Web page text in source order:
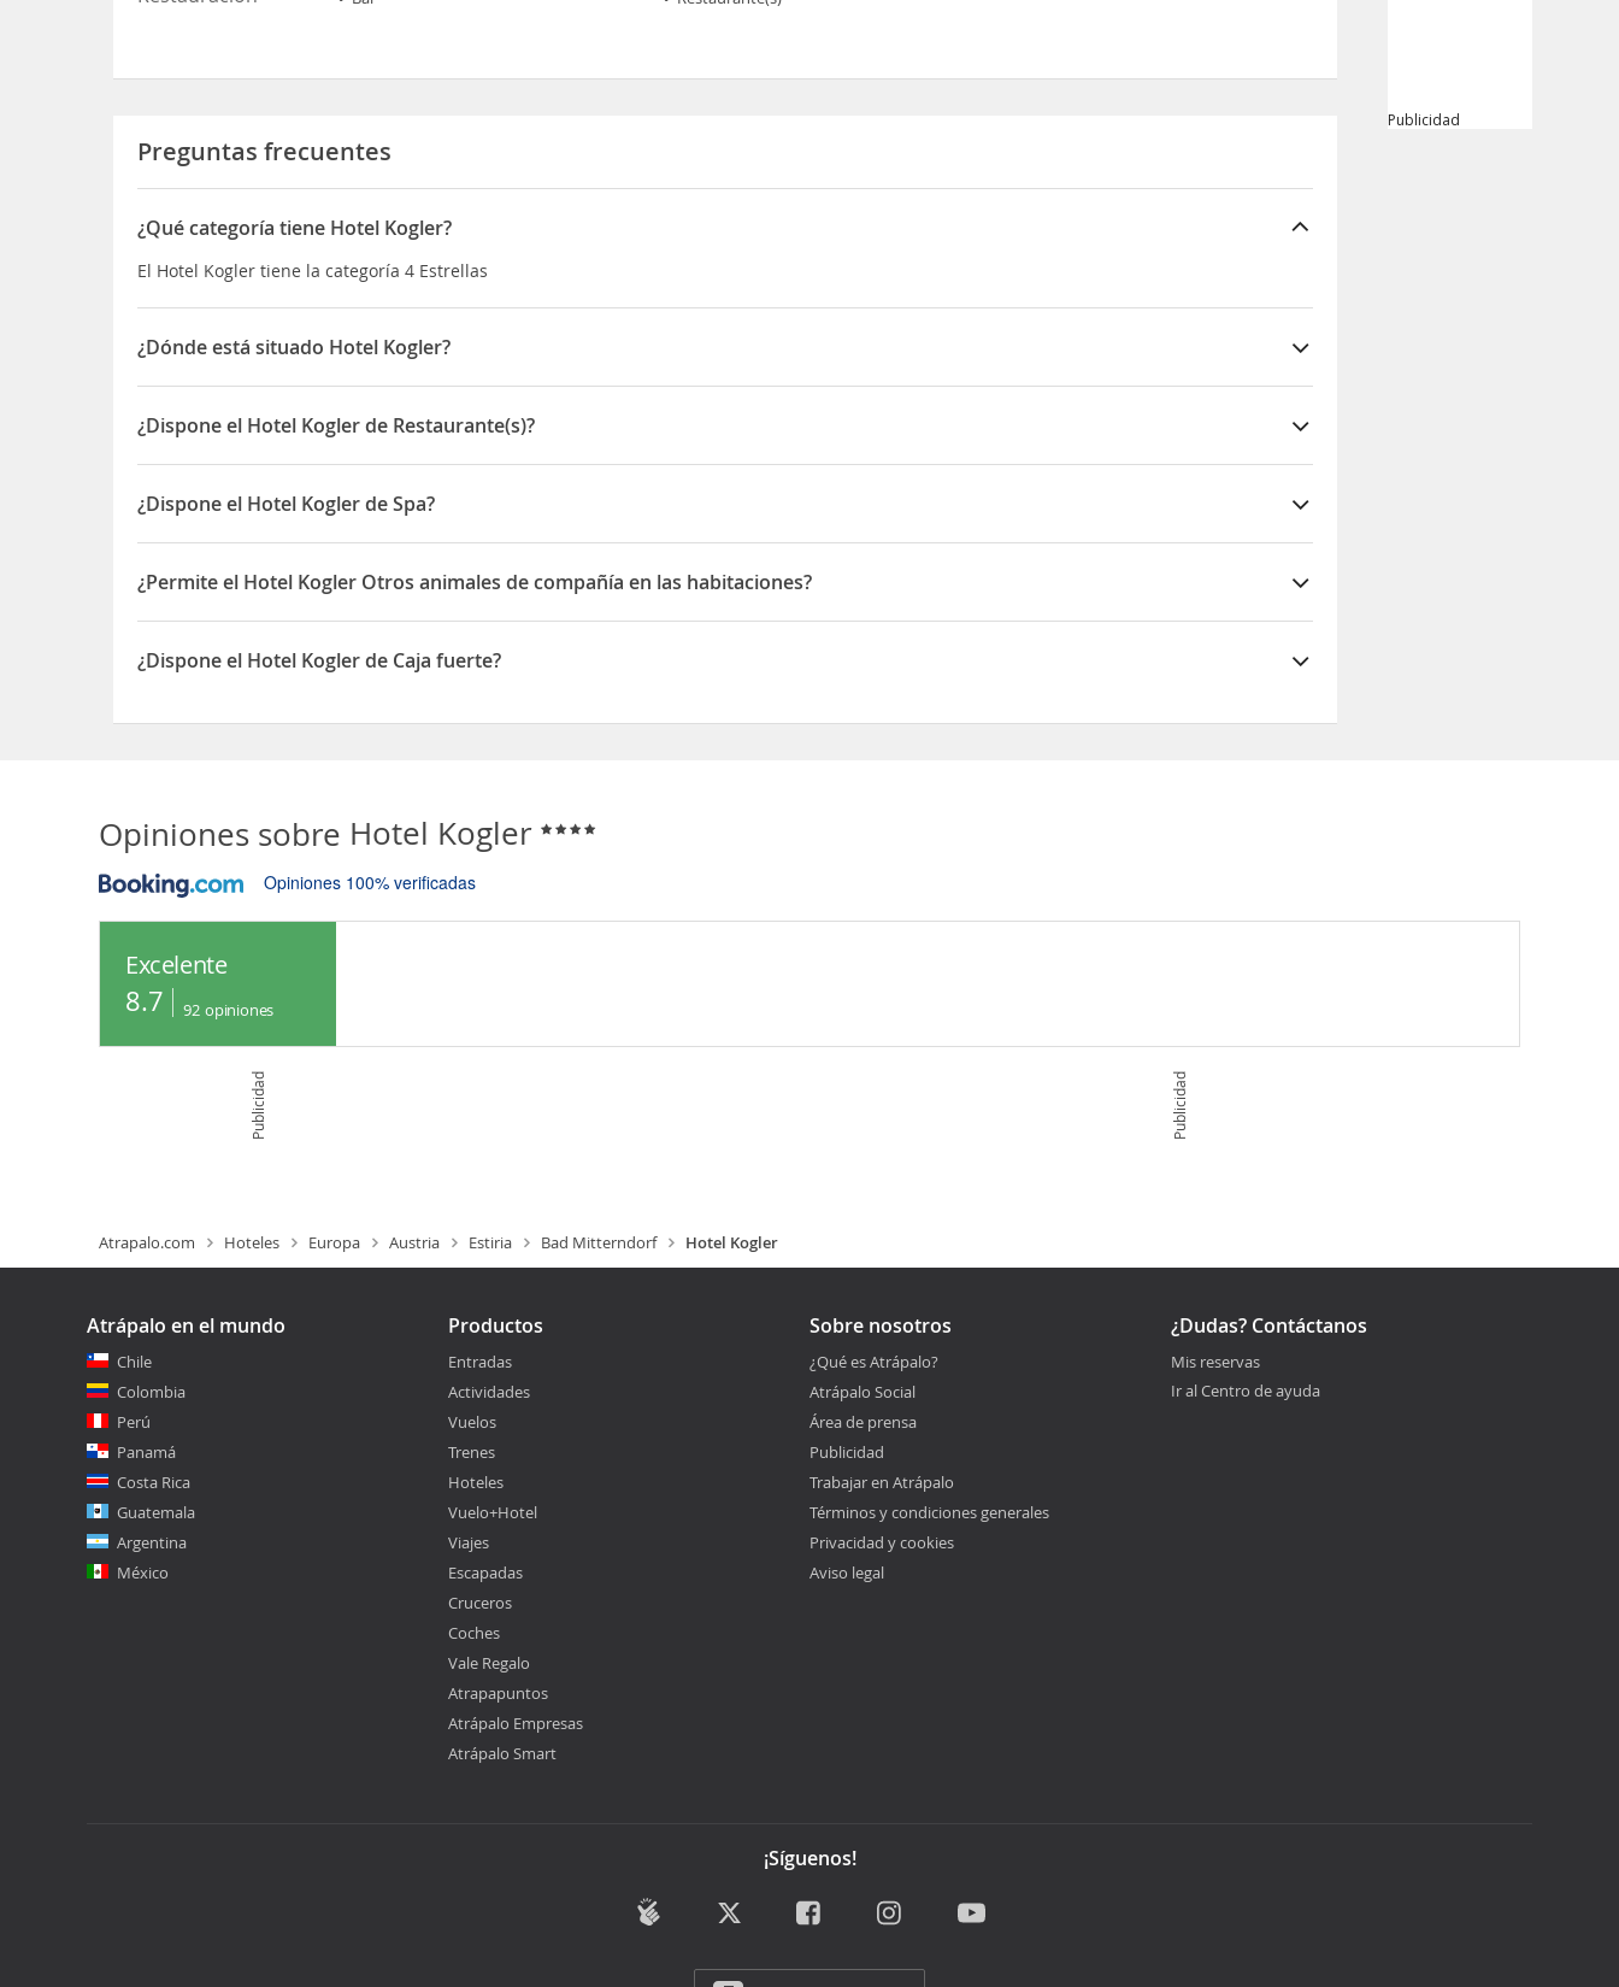
Preguntas frecuentes
¿Qué categoría tiene Hotel Kogler?
El Hotel Kogler tiene la categoría 4 Estrellas
¿Dónde está situado Hotel Kogler?
El Hotel Kogler está situado en Bad Mitterndorf 129
¿Dispone el Hotel Kogler de Restaurante(s)?
Sí, el Hotel Kogler dispone de Restaurante(s)
¿Dispone el Hotel Kogler de Spa?
Sí, el Hotel Kogler dispone de Spa
¿Permite el Hotel Kogler Otros animales de compañía en las habitaciones?
Sí, el Hotel Kogler permite Otros animales de compañía en las habitaciones
¿Dispone el Hotel Kogler de Caja fuerte?
Publicidad
Opiniones sobre Hotel Kogler
Opiniones 100% verificadas
Excelente
8.7 92 opiniones
Publicidad Publicidad
Atrapalo.com Hoteles Europa Austria Estiria Bad Mitterndorf Hotel Kogler
Atrápalo en el mundo
Chile
Colombia
Perú
Panamá
Costa Rica
Guatemala
Argentina
México
Productos
Entradas
Actividades
Vuelos
Trenes
Hoteles
Vuelo+Hotel
Viajes
Escapadas
Cruceros
Coches
Vale Regalo
Atrapapuntos
Atrápalo Empresas
Atrápalo Smart
Sobre nosotros
¿Qué es Atrápalo?
Atrápalo Social
Área de prensa
Publicidad
Trabajar en Atrápalo
Términos y condiciones generales
Privacidad y cookies
Aviso legal
¿Dudas? Contáctanos
Mis reservas
Ir al Centro de ayuda
¡Síguenos!